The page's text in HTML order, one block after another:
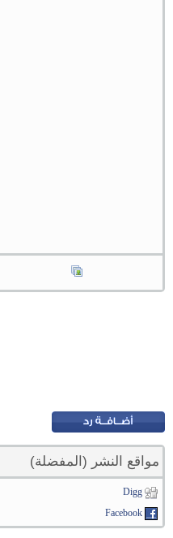
مواقع النشر (المفضلة)
Digg
Facebook